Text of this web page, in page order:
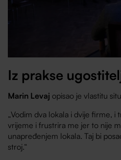
Iz prakse
Marin Levaj opisao je vlastitu
„Vodim dva lokala i dvije firme,
vrijeme i frustrira me jer to nije
unapređenjem lokala. Taj bi
stroj.“